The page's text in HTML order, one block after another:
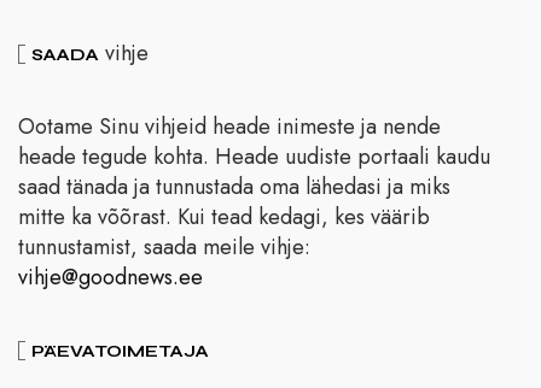
SAADA vihje
Ootame Sinu vihjeid heade inimeste ja nende
heade tegude kohta. Heade uudiste portaali kaudu
saad tänada ja tunnustada oma lähedasi ja miks
mitte ka võõrast. Kui tead kedagi, kes väärib
tunnustamist, saada meile vihje:
vihje@goodnews.ee
PÄEVATOIMETAJA